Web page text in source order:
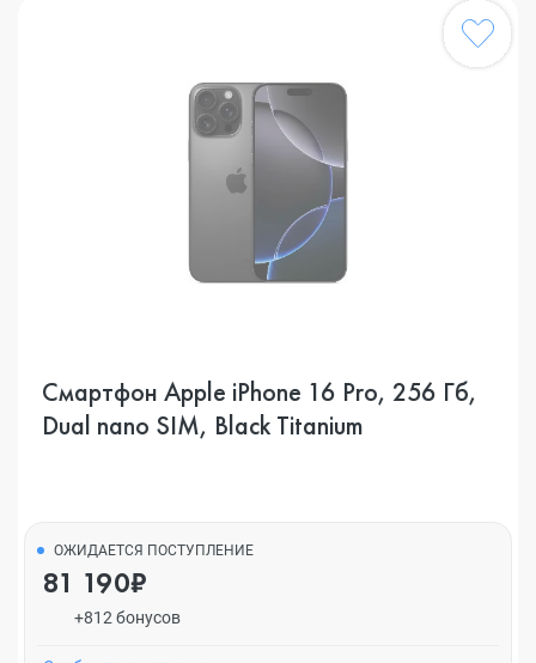
Смартфон Apple iPhone 16 Pro, 256 Гб,
Dual nano SIM, Black Titanium
ОЖИДАЕТСЯ ПОСТУПЛЕНИЕ
81 190₽
+812 бонусов